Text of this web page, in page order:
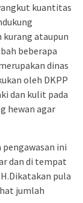
kuantitas
kurang ataupun
beberapa
dinas
oleh DKPP
dan kulit pada
hewan agar
pengawasan ini
dan di tempat
pula
jumlah